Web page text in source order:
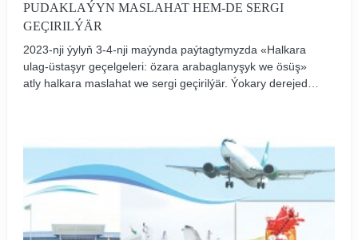
PUDAKLAÝYN MASLAHAT HEM-DE SERGI
GEÇIRILÝÄR
2023-nji ýylyň 3-4-nji maýynda paýtagtymyzda «Halkara
ulag-üstaşyr geçelgeleri: özara arabaglanyşyk we ösüş»
atly halkara maslahat we sergi geçirilýär. Ýokary derejede